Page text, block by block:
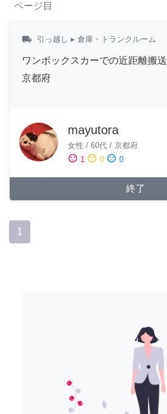
ページ目
local_shipping 引っ越し ▸ 倉庫・トランクルーム
ワンボックスカーでの近距離搬送
京都府
mayutora
女性 / 60代 / 京都府
sentiment_satisfied 1 sentiment_neutral 0 sentiment_dissatisfied 0
終了
1